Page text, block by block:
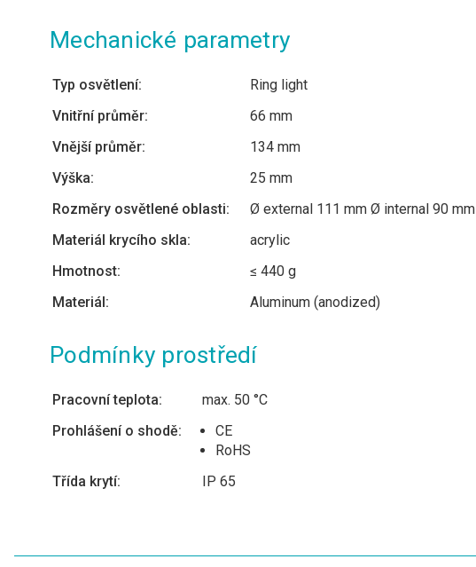
Mechanické parametry
Typ osvětlení:
Ring light
Vnitřní průměr:
66 mm
Vnější průměr:
134 mm
Výška:
25 mm
Rozměry osvětlené oblasti:
Ø external 111 mm Ø internal 90 mm
Materiál krycího skla:
acrylic
Hmotnost:
≤ 440 g
Materiál:
Aluminum (anodized)
Podmínky prostředí
Pracovní teplota:
max. 50 °C
Prohlášení o shodě:
CE
RoHS
Třída krytí:
IP 65